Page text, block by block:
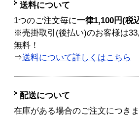
送料について
1つのご注文毎に一律1,100円(税
※売掛取引(後払い)のお客様は
無料！
⇒送料について詳しくはこちら
配送について
在庫がある場合のご注文につき